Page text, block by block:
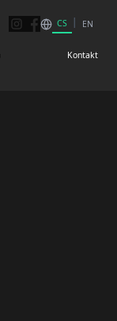
CS | EN
Kontakt